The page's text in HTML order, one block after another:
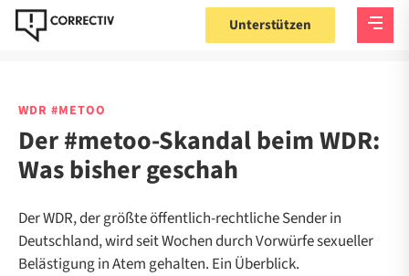
Unterstützen
WDR #METOO
Der #metoo-Skandal beim WDR:
Was bisher geschah
Der WDR, der größte öffentlich-rechtliche Sender in
Deutschland, wird seit Wochen durch Vorwürfe sexueller
Belästigung in Atem gehalten. Ein Überblick.